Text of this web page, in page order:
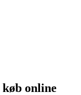
online